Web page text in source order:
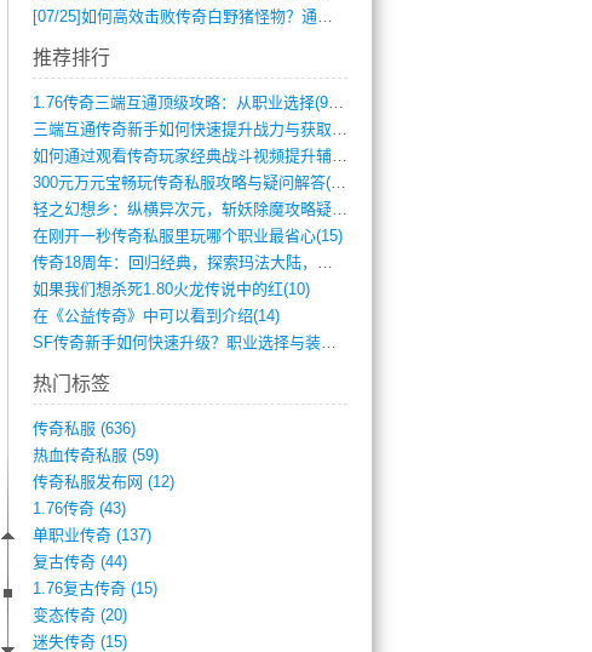
[07/25]如何高效击败传奇白野猪怪物？通关技巧全解析
推荐排行
1.76传奇三端互通顶级攻略：从职业选择(972)
三端互通传奇新手如何快速提升战力与获取稀(379)
如何通过观看传奇玩家经典战斗视频提升辅助(661)
300元万元宝畅玩传奇私服攻略与疑问解答(828)
轻之幻想乡：纵横异次元，斩妖除魔攻略疑云(404)
在刚开一秒传奇私服里玩哪个职业最省心(15)
传奇18周年：回归经典，探索玛法大陆，寻(798)
如果我们想杀死1.80火龙传说中的红(10)
在《公益传奇》中可以看到介绍(14)
SF传奇新手如何快速升级？职业选择与装备(711)
热门标签
传奇私服 (636)
热血传奇私服 (59)
传奇私服发布网 (12)
1.76传奇 (43)
单职业传奇 (137)
复古传奇 (44)
1.76复古传奇 (15)
变态传奇 (20)
迷失传奇 (15)